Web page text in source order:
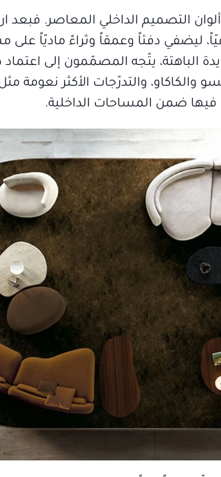
ألوان التصميم الداخلي المعاصر.
ليضفي دفئاً وعمقاً وثراءً ماديّاً
الباهتة، يتّجه المصمّمون إلى
والكاكاو، والتدرّجات الأكثر نعومة
فيها ضمن المساحات الداخلية.